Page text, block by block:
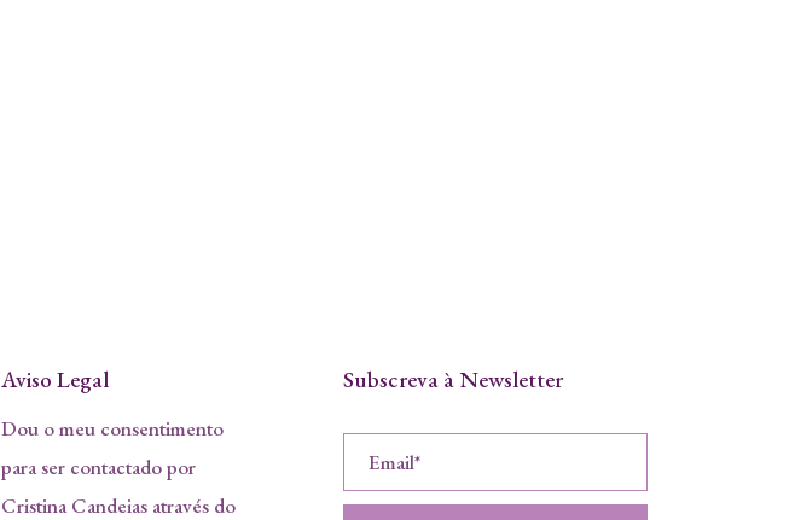
Aviso Legal
Dou o meu consentimento
para ser contactado por
Cristina Candeias através do
Subscreva à Newsletter